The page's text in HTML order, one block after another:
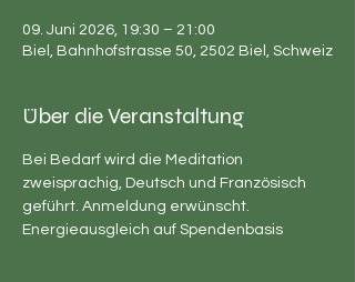
09. Juni 2026, 19:30 – 21:00
Biel, Bahnhofstrasse 50, 2502 Biel, Schweiz
Über die Veranstaltung
Bei Bedarf wird die Meditation
zweisprachig, Deutsch und Französisch
geführt. Anmeldung erwünscht.
Energieausgleich auf Spendenbasis